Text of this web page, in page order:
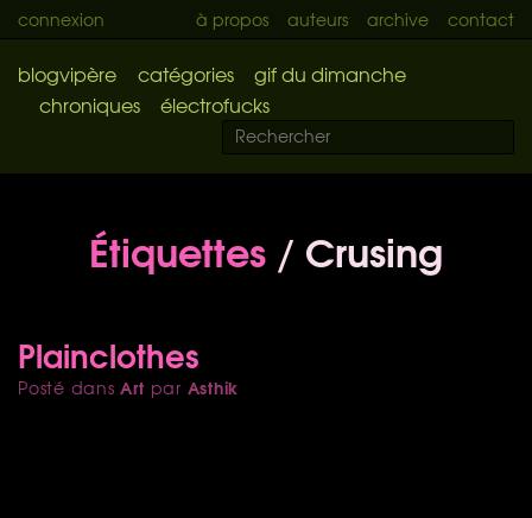
connexion à propos auteurs archive contact
blogvipère catégories
gif du dimanche
chroniques
électrofucks
Étiquettes / Crusing
Plainclothes
Posté dansArt par Asthik